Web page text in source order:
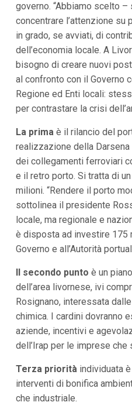
p
a
l
e
V
a
i
i
n
f
o
d
governo. “Abbiamo scelto
concentrare l’attenzione su
in grado, se avviati, di
dell’economia locale. A
bisogno di creare nuovi
al confronto con il Governo
Regione ed Enti locali:
per contrastare la crisi
La primaè il rilancio del
realizzazione della
dei collegamenti ferroviari
e il retro porto. Si tratta di
milioni. “Rendere il porto
sottolinea il presidente
locale, ma regionale e
è disposta ad investire 175
Governo e all’Autorità
Il secondo punto è un
dell’area livornese, ivi
Rosignano, interessata
chimica. I cardini dovranno
aziende, incentivi e
dell’Irap per le imprese
Terza prioritàindividuata
interventi di bonifica
che industriale.